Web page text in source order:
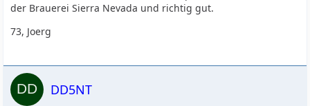
der Brauerei Sierra Nevada und richtig gut.
73, Joerg
DD5NT